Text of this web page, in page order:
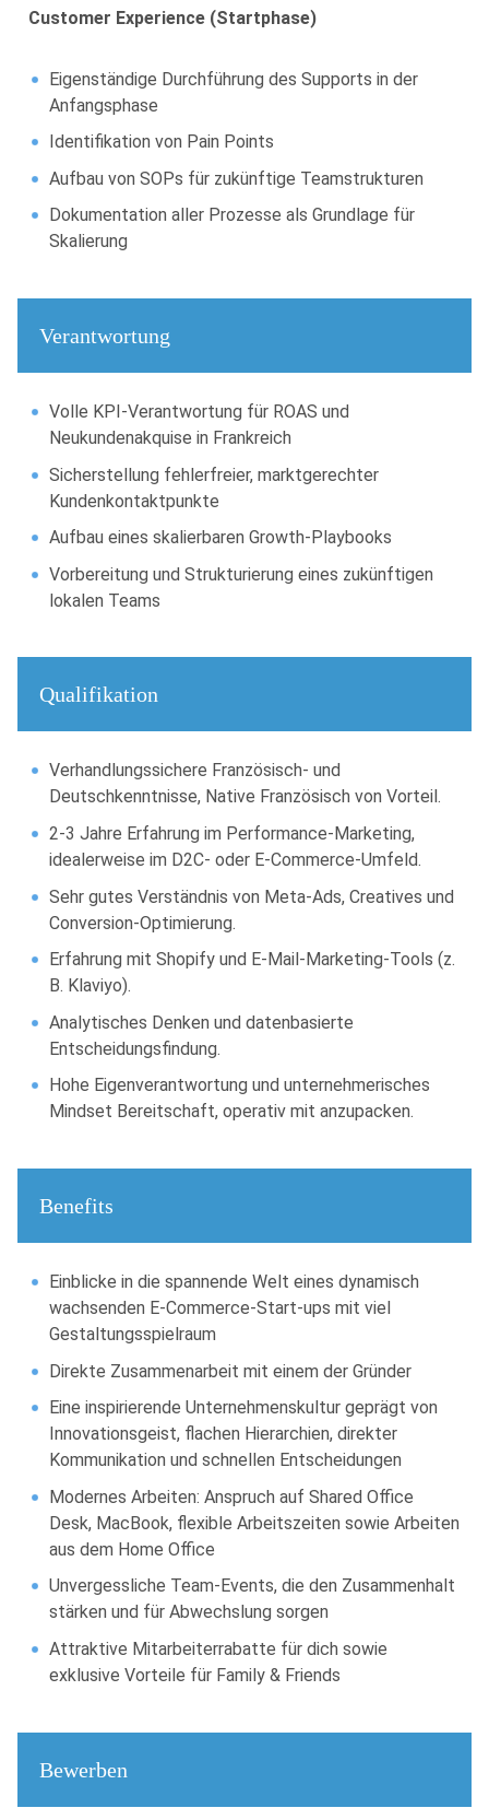
Customer Experience (Startphase)
Eigenständige Durchführung des Supports in der
Anfangsphase
Identifikation von Pain Points
Aufbau von SOPs für zukünftige Teamstrukturen
Dokumentation aller Prozesse als Grundlage für
Skalierung
Verantwortung
Volle KPI-Verantwortung für ROAS und
Neukundenakquise in Frankreich
Sicherstellung fehlerfreier, marktgerechter
Kundenkontaktpunkte
Aufbau eines skalierbaren Growth-Playbooks
Vorbereitung und Strukturierung eines zukünftigen
lokalen Teams
Qualifikation
Verhandlungssichere Französisch- und
Deutschkenntnisse, Native Französisch von Vorteil.
2-3 Jahre Erfahrung im Performance-Marketing,
idealerweise im D2C- oder E-Commerce-Umfeld.
Sehr gutes Verständnis von Meta-Ads, Creatives und
Conversion-Optimierung.
Erfahrung mit Shopify und E-Mail-Marketing-Tools (z.
B. Klaviyo).
Analytisches Denken und datenbasierte
Entscheidungsfindung.
Hohe Eigenverantwortung und unternehmerisches
Mindset Bereitschaft, operativ mit anzupacken.
Benefits
Einblicke in die spannende Welt eines dynamisch
wachsenden E-Commerce-Start-ups mit viel
Gestaltungsspielraum
Direkte Zusammenarbeit mit einem der Gründer
Eine inspirierende Unternehmenskultur geprägt von
Innovationsgeist, flachen Hierarchien, direkter
Kommunikation und schnellen Entscheidungen
Modernes Arbeiten: Anspruch auf Shared Office
Desk, MacBook, flexible Arbeitszeiten sowie Arbeiten
aus dem Home Office
Unvergessliche Team-Events, die den Zusammenhalt
stärken und für Abwechslung sorgen
Attraktive Mitarbeiterrabatte für dich sowie
exklusive Vorteile für Family & Friends
Bewerben